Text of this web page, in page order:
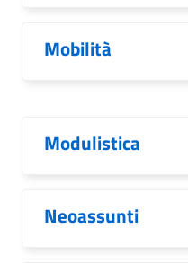
Mobilità
Modulistica
Neoassunti